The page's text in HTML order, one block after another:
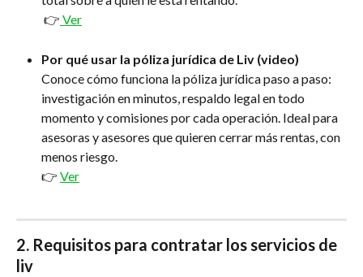
👉 Ver
Por qué usar la póliza jurídica de Liv (video)
Conoce cómo funciona la póliza jurídica paso a paso:
investigación en minutos, respaldo legal en todo
momento y comisiones por cada operación. Ideal para
asesoras y asesores que quieren cerrar más rentas, con
menos riesgo.
👉 Ver
2. Requisitos para contratar los servicios de
liv